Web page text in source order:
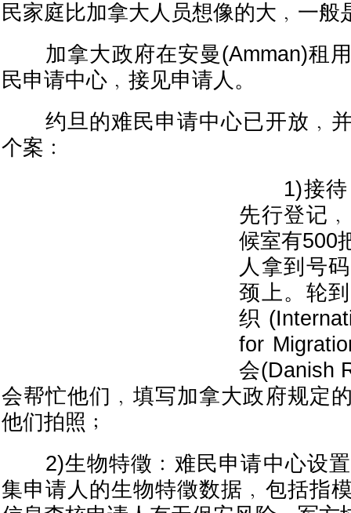
民家庭比加拿大人员想像的大﹐一般
加拿大政府在安曼(Amman)租用
民申请中心﹐接见申请人。
约旦的难民申请中心已开放﹐并
个案﹕
1)接待
先行登记
候室有500
人拿到号
颈上。轮
织
for
会(Danish
会帮忙他们﹐填写加拿大政府规定
他们拍照﹔
2)生物特徵﹕难民申请中心设置
集申请人的生物特徵数据﹐包括指